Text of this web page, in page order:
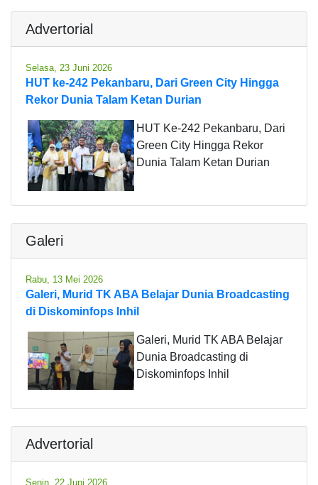
Advertorial
Selasa, 23 Juni 2026
HUT ke-242 Pekanbaru, Dari Green City Hingga
Rekor Dunia Talam Ketan Durian
HUT Ke-242 Pekanbaru, Dari
Green City Hingga Rekor
Dunia Talam Ketan Durian
Galeri
Rabu, 13 Mei 2026
Galeri, Murid TK ABA Belajar Dunia Broadcasting
di Diskominfops Inhil
Galeri, Murid TK ABA Belajar
Dunia Broadcasting di
Diskominfops Inhil
Advertorial
Senin, 22 Juni 2026